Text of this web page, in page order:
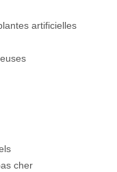
artificielles
cher